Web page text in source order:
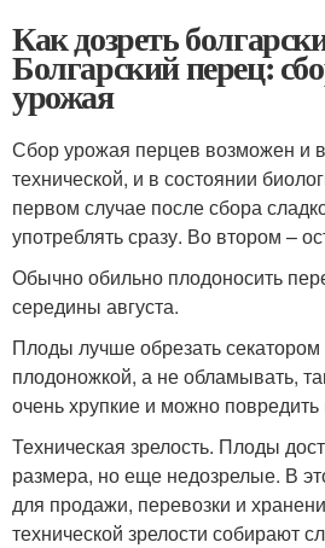
Как дозреть
Болгарский перец:
урожая
Сбор урожая перцев возможен и
технической, и в состоянии
первом случае после сбора
употреблять сразу. Во втором –
Обычно обильно плодоносить
середины августа.
Плоды лучше обрезать секатором
плодоножкой, а не обламывать,
очень хрупкие и можно
Техническая зрелость. Плоды
размера, но еще недозрелые. В
для продажи, перевозки и
технической зрелости собирают